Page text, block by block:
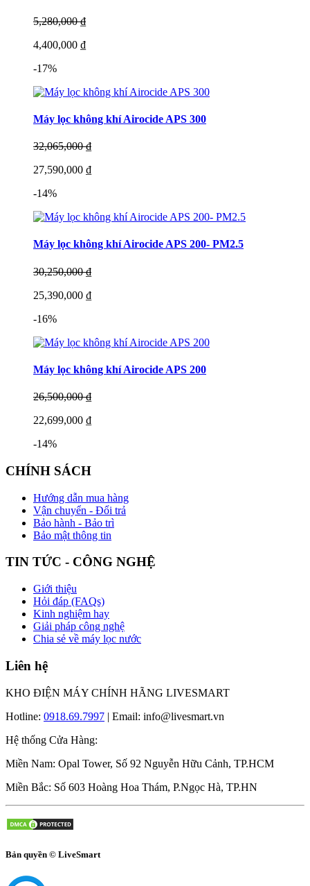
5,280,000 ₫
4,400,000 ₫
-17%
Máy lọc không khí Airocide APS 300
32,065,000 ₫
27,590,000 ₫
-14%
Máy lọc không khí Airocide APS 200- PM2.5
30,250,000 ₫
25,390,000 ₫
-16%
Máy lọc không khí Airocide APS 200
26,500,000 ₫
22,699,000 ₫
-14%
CHÍNH SÁCH
Hướng dẫn mua hàng
Vận chuyển - Đổi trả
Bảo hành - Bảo trì
Bảo mật thông tin
TIN TỨC - CÔNG NGHỆ
Giới thiệu
Hỏi đáp (FAQs)
Kinh nghiệm hay
Giải pháp công nghệ
Chia sẻ về máy lọc nước
Liên hệ
KHO ĐIỆN MÁY CHÍNH HÃNG LIVESMART
Hotline: 0918.69.7997 | Email: info@livesmart.vn
Hệ thống Cửa Hàng:
Miền Nam: Opal Tower, Số 92 Nguyễn Hữu Cảnh, TP.HCM
Miền Bắc: Số 603 Hoàng Hoa Thám, P.Ngọc Hà, TP.HN
Bản quyền © LiveSmart